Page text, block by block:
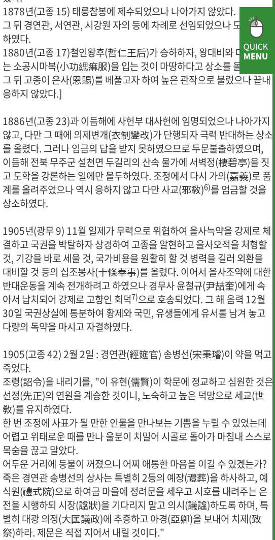
1878년(고종 15) 태릉참봉에 제수되었으나 나아가지 않았다.
그 뒤 경연관, 서연관, 시강원 자의 등에 차례로 선임되었으나 모두 거절
하였다.
1880년(고종 17)철인왕후(哲仁王后)가 승하하자, 왕대비와 대왕대비
는 소공시마복(小功緦痲服)을 입는 것이 마땅하다고 상소를 올렸다.
그 뒤 고종이 은사(恩賜)를 베풀고자 하여 높은 관작으로 불렀으나 끝내
응하지 않았다.]
1886년(고종 23)과 이듬해에 사헌부 대사헌에 임명되었으나 나아가지
않고, 다만 그 때에 의제변개(衣制變改)가 단행되자 극력 반대하는 상소
를 올렸다. 그러나 임금의 답을 받지 못하였으므로 두문불출하였으며,
이듬해 전북 무주군 설천면 두길리의 산속 물가에 서벽정(棲碧亭)을 짓
고 도학을 강론하는 일에만 몰두하였다. 조정에서 다시 가의(嘉義)로 품
계를 올려주었으나 역시 응하지 않고 다만 사교(邪敎)6)를 엄금할 것을
상소하였다.
1905년(광무 9) 11월 일제가 무력으로 위협하여 을사늑약을 강제로 체
결하고 국권을 박탈하자 상경하여 고종을 알현하고 을사오적을 처형할
것, 기강을 바로 세울 것, 국가비용을 원활히 할 것 병력을 길러 외환을
대비할 것 등의 십조봉사(十條奉事)를 올렸다. 이어서 을사조약에 대한
반대운동을 계속 전개하려고 하였으나 경무사 윤철규(尹喆奎)에게 속
아서 납치되어 강제로 고향인 회덕7)으로 호송되었다. 그 해 음력 12월
30일 국권상실에 통분하여 황제와 국민, 유생들에게 유서를 남겨 놓고
다량의 독약을 마시고 자결하였다.
1905(고종 42) 2월 2일 : 경연관(經筵官) 송병선(宋秉璿)이 약을 먹고
죽었다.
조령(詔令)을 내리기를, "이 유현(儒賢)이 학문에 정교하고 심원한 것은
선정(先正)의 연원을 계승한 것이니, 노숙하고 높은 덕망으로 세교(世
敎)를 유지하였다.
한 번 조정에 사표가 될 만한 인물을 만나보는 기쁨을 누릴 수 있었는데
어렵고 위태로운 때를 만나 울분이 치밀어 시골로 돌아가 마침내 스스로
목숨을 끊고 말았다.
어두운 거리에 등불이 꺼졌으니 어찌 애통한 마음을 이길 수 있겠는가?
죽은 경연관 송병선의 상사는 특별히 2등의 예장(禮葬)을 하사하고, 예
식원(禮式院)으로 하여금 마을에 정려문을 세우고 시호를 내려주는 은
전을 시행하되 시장(諡狀)을 기다리지 말고 의시(議諡)하도록 하며, 특
별히 대광 의정(大匡議政)에 추증하고 아경(亞卿)을 보내어 치제(致
祭)하라. 제문은 직접 지어서 내릴 것이다."